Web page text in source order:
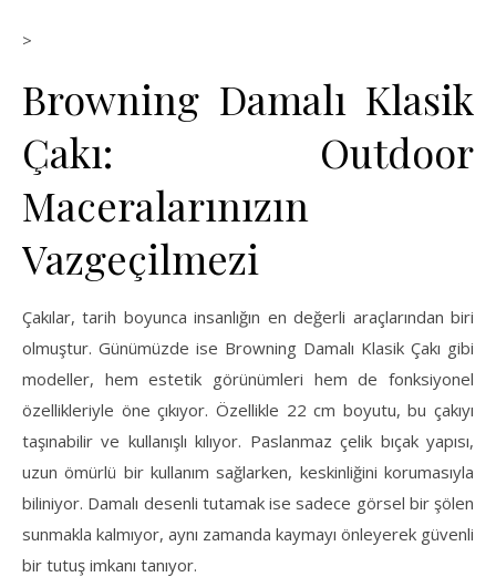
>
Browning Damalı Klasik
Çakı: Outdoor
Maceralarınızın
Vazgeçilmezi
Çakılar, tarih boyunca insanlığın en değerli araçlarından biri
olmuştur. Günümüzde ise Browning Damalı Klasik Çakı gibi
modeller, hem estetik görünümleri hem de fonksiyonel
özellikleriyle öne çıkıyor. Özellikle 22 cm boyutu, bu çakıyı
taşınabilir ve kullanışlı kılıyor. Paslanmaz çelik bıçak yapısı,
uzun ömürlü bir kullanım sağlarken, keskinliğini korumasıyla
biliniyor. Damalı desenli tutamak ise sadece görsel bir şölen
sunmakla kalmıyor, aynı zamanda kaymayı önleyerek güvenli
bir tutuş imkanı tanıyor.